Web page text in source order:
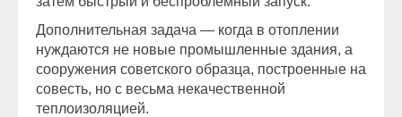
Дополнительная задача — когда в отоплении
нуждаются не новые промышленные здания, а
сооружения советского образца, построенные на
совесть, но с весьма некачественной
теплоизоляцией.